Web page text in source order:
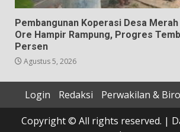
Pembangunan Koperasi Desa
Ore Hampir Rampung, Progres
Persen
Agustus 5, 2026
Login Redaksi Perwakilan & Biro
Copyright © All rights reserved. |